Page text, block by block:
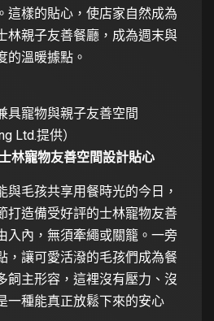
這樣的貼心，使店家自然成為
林親子友善餐廳，成為週末與
的溫暖據點。
具寵物與親子友善空間
Ltd.提供）
林寵物友善空間設計貼心
與毛孩共享用餐時光的今日，
打造備受好評的士林寵物友善
入內，無須牽繩或關籠。一旁
，讓可愛活潑的毛孩們成為餐
飼主形容，這裡沒有壓力、沒
一種能真正放鬆下來的安心